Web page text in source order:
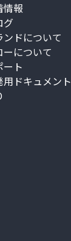
情報
グ
ンドについて
ーについて
ート
用ドキュメント